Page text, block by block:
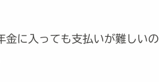
金に入っても支払いが難しいの